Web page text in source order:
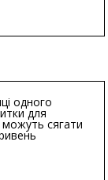
одного
для
сягати